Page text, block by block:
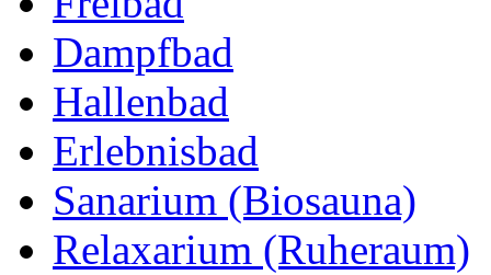
Dampfbad
Hallenbad
Erlebnisbad
Sanarium (Biosauna)
Relaxarium (Ruheraum)